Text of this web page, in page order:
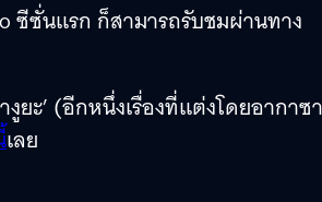
ซีซั่นแรก ก็สามารถรับชมผ่านทาง
ยะ’ (อีกหนึ่งเรื่องที่แต่งโดยอากาซา
เลย